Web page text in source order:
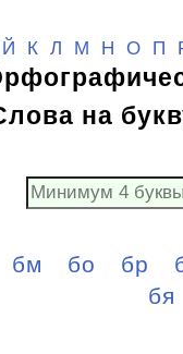
Й К Л М Н О П
на
бм бо бр
бя